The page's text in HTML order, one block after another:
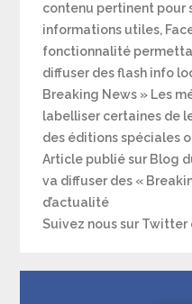
contenu pertinent pour
informations utiles,
fonctionnalité
diffuser des flash info
Breaking News » Les
labelliser certaines de
des éditions spéciales
Article publié sur Blog
va diffuser des «
d’actualité
Suivez nous sur Twitter